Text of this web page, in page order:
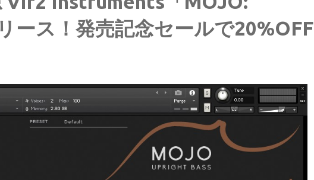
ース！発売記念セールで20%OFF